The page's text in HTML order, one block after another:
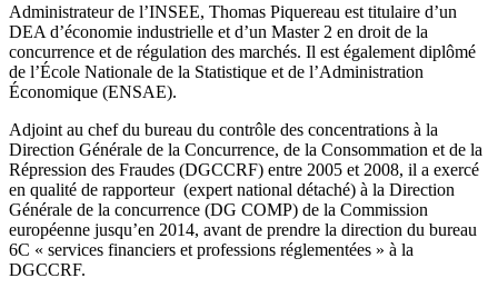
Administrateur de l’INSEE, Thomas Piquereau est titulaire d’un
DEA d’économie industrielle et d’un Master 2 en droit de la
concurrence et de régulation des marchés. Il est également diplômé
de l’École Nationale de la Statistique et de l’Administration
Économique (ENSAE).
Adjoint au chef du bureau du contrôle des concentrations à la
Direction Générale de la Concurrence, de la Consommation et de la
Répression des Fraudes (DGCCRF) entre 2005 et 2008, il a exercé
en qualité de rapporteur (expert national détaché) à la Direction
Générale de la concurrence (DG COMP) de la Commission
européenne jusqu’en 2014, avant de prendre la direction du bureau
6C « services financiers et professions réglementées » à la
DGCCRF.